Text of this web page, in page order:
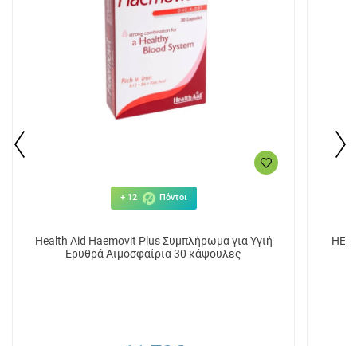
+ 12 Πόντοι
Health Aid Haemovit Plus Συμπλήρωμα για Υγιή
Ερυθρά Αιμοσφαίρια 30 κάψουλες